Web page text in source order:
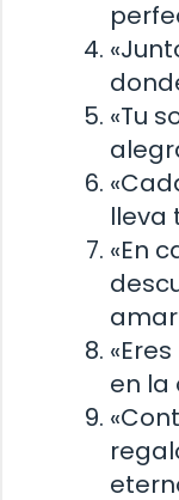
«Tu
lleva
«En
en la